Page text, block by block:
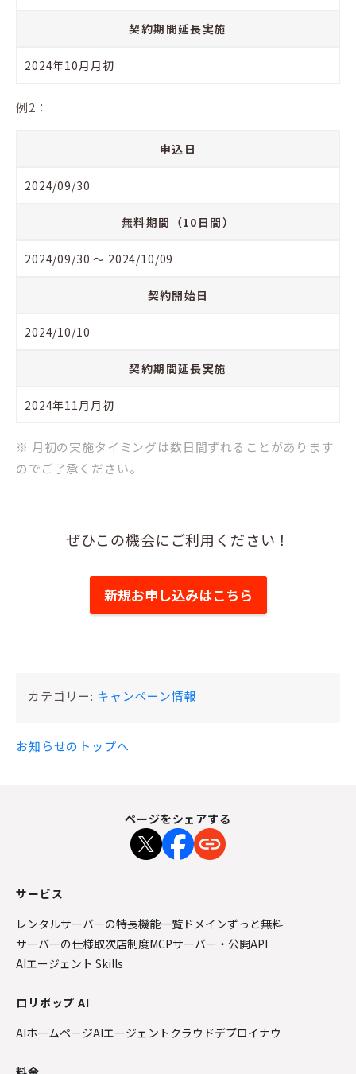
契約期間延長実施
2024年10月月初
例2：
申込日
2024/09/30
無料期間（10日間）
2024/09/30 〜 2024/10/09
契約開始日
2024/10/10
契約期間延長実施
2024年11月月初
※ 月初の実施タイミングは数日間ずれることがあります
のでご了承ください。
ぜひこの機会にご利用ください！
新規お申し込みはこちら
カテゴリー: キャンペーン情報
お知らせのトップへ
ページをシェアする
サービス
レンタルサーバーの特長機能一覧 ドメインずっと無料
サーバーの仕様取次店制度MCPサーバー・公開API
AIエージェント Skills
ロリポップ AI
AIホームページAIエージェントクラウドデプロイナウ